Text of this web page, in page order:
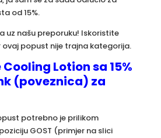
od 15%.
uz našu preporuku! Iskoristite
ovaj popust nije trajna kategorija.
Lotion sa 15%
(poveznica) za
potrebno je prilikom
GOST (primjer na slici